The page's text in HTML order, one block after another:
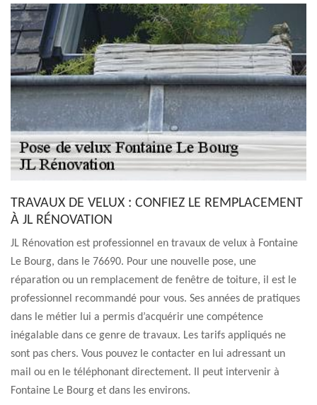
TRAVAUX DE VELUX : CONFIEZ LE REMPLACEMENT
À JL RÉNOVATION
JL Rénovation est professionnel en travaux de velux à Fontaine
Le Bourg, dans le 76690. Pour une nouvelle pose, une
réparation ou un remplacement de fenêtre de toiture, il est le
professionnel recommandé pour vous. Ses années de pratiques
dans le métier lui a permis d’acquérir une compétence
inégalable dans ce genre de travaux. Les tarifs appliqués ne
sont pas chers. Vous pouvez le contacter en lui adressant un
mail ou en le téléphonant directement. Il peut intervenir à
Fontaine Le Bourg et dans les environs.